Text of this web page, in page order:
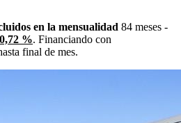
en la mensualidad 84 meses -
%. Financiando con
final de mes.